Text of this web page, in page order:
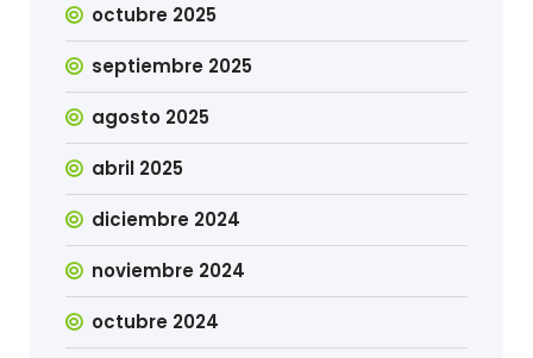
octubre 2025
septiembre 2025
agosto 2025
abril 2025
diciembre 2024
noviembre 2024
octubre 2024